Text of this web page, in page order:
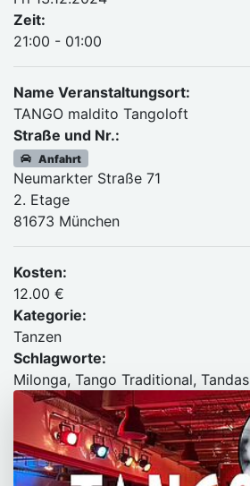
Zeit:
21:00 - 01:00
Name Veranstaltungsort:
TANGO maldito Tangoloft
Straße und Nr.:
Anfahrt
Neumarkter Straße 71
2. Etage
81673 München
Kosten:
12.00 €
Kategorie:
Tanzen
Schlagworte:
Milonga, Tango Traditional, Tandas